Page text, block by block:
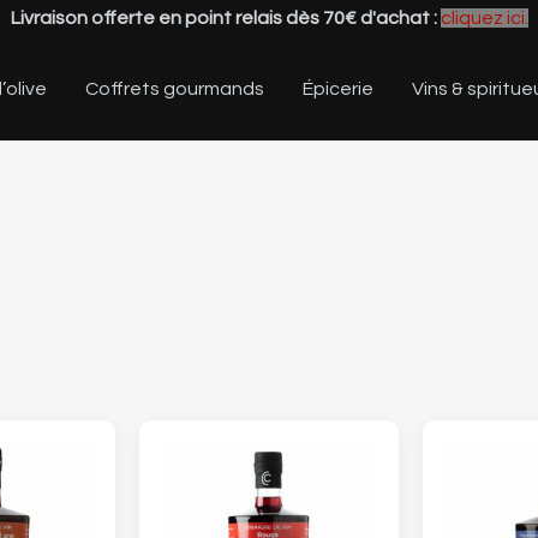
Livraison offerte en point relais dès 70€ d'achat : cliquez ici.
Coffrets gourmands Épicerie Vins &